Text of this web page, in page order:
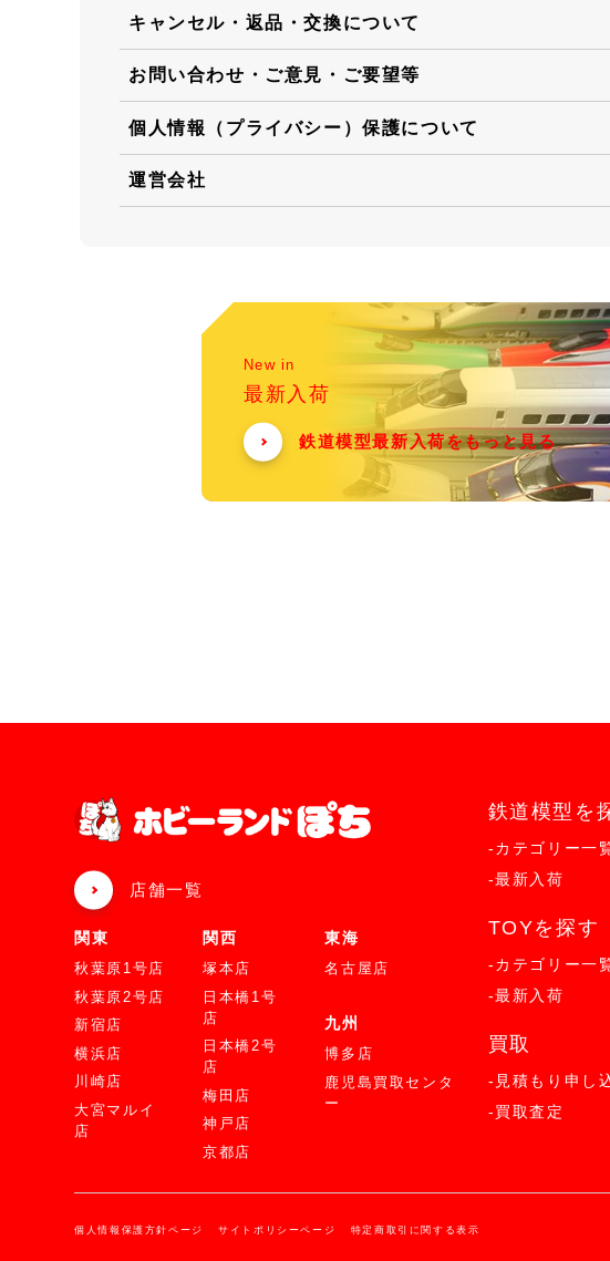
キャンセル・返品・交換について
お問い合わせ・ご意見・ご要望等
個人情報（プライバシー）保護について
運営会社
New in
最新入荷
鉄道模型最新入荷をもっと見る
店舗一覧
関東
秋葉原1号店
秋葉原2号店
新宿店
横浜店
川崎店
大宮マルイ
店
関西
塚本店
日本橋1号
店
日本橋2号
店
梅田店
神戸店
京都店
東海
名古屋店
九州
博多店
鹿児島買取センタ
ー
鉄道模型を
-カテゴリー一
-最新入荷
TOYを探す
-カテゴリー一
-最新入荷
買取
-見積もり申し
-買取査定
個人情報保護方針ページ サイトポリシーページ 特定商取引に関する表示